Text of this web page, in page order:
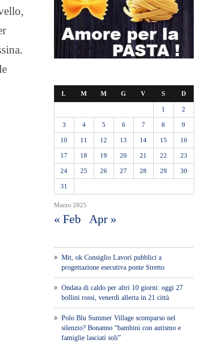
Marzo 2025
L M M G V S D
1 2
3 4 5 6 7 8 9
10 11 12 13 14 15 16
17 18 19 20 21 22 23
24 25 26 27 28 29 30
31
« Feb Apr »
Mit, ok Consiglio Lavori pubblici a
progettazione esecutiva ponte Stretto
Ondata di caldo per altri 10 giorni: oggi 27
bollini rossi, venerdì allerta in 21 città
Polo Blu Summer Village scomparso nel
silenzio? Bonanno “bambini con autismo e
famiglie lasciati soli”